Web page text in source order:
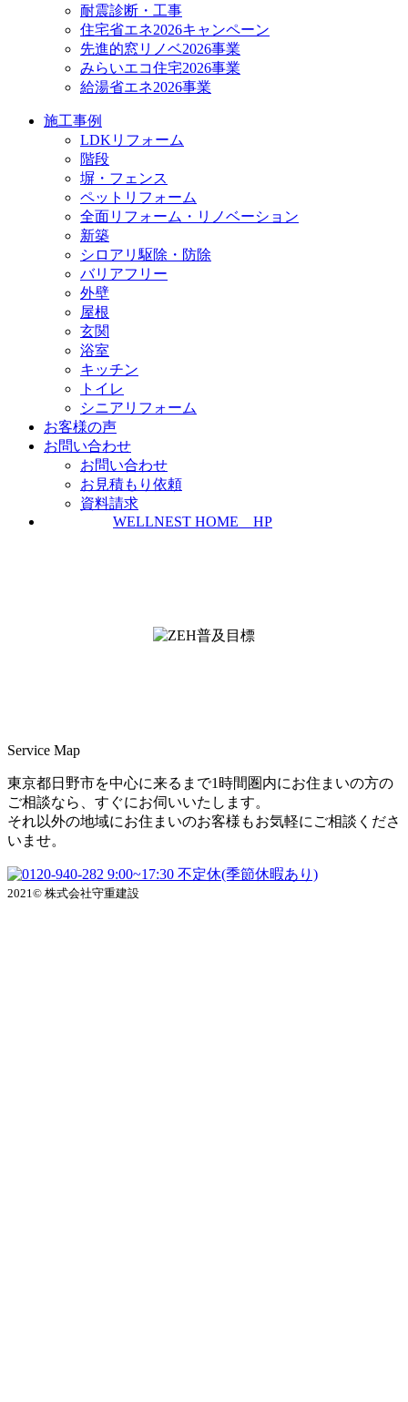
耐震診断・工事
住宅省エネ2026キャンペーン
先進的窓リノベ2026事業
みらいエコ住宅2026事業
給湯省エネ2026事業
施工事例
LDKリフォーム
階段
塀・フェンス
ペットリフォーム
全面リフォーム・リノベーション
新築
シロアリ駆除・防除
バリアフリー
外壁
屋根
玄関
浴室
キッチン
トイレ
シニアリフォーム
お客様の声
お問い合わせ
お問い合わせ
お見積もり依頼
資料請求
WELLNEST HOME HP
Service Map
東京都日野市を中心に来るまで1時間圏内にお住まいの方の
ご相談なら、すぐにお伺いいたします。
それ以外の地域にお住まいのお客様もお気軽にご相談くださ
いませ。
9:00~17:30 不定休(季節休暇あり)
2021© 株式会社守重建設